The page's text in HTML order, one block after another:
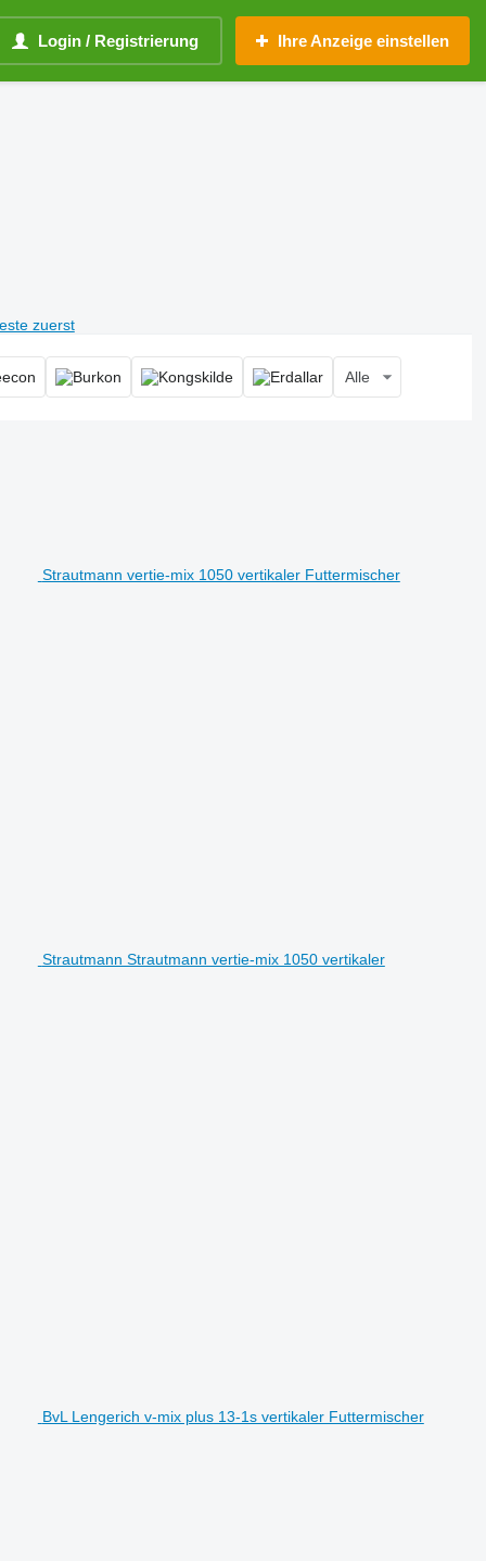
Login / Registrierung Ihre Anzeige einstellen
zuerst
Alle
Strautmann vertie-mix 1050 vertikaler Futtermischer
Strautmann Strautmann vertie-mix 1050 vertikaler
BvL Lengerich v-mix plus 13-1s vertikaler Futtermischer